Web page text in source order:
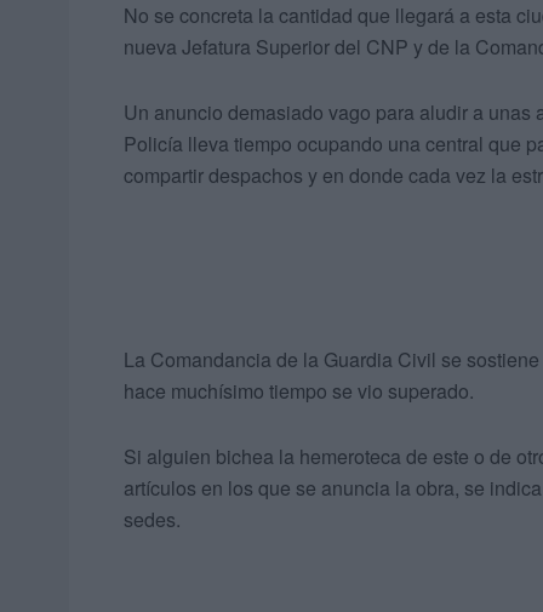
No se concreta la cantidad que llegará a esta
nueva Jefatura Superior del CNP y de la
Un anuncio demasiado vago para aludir a
Policía lleva tiempo ocupando una central que
compartir despachos y en donde cada vez la
La Comandancia de la Guardia Civil se
hace muchísimo tiempo se vio superado.
Si alguien bichea la hemeroteca de este o de
artículos en los que se anuncia la obra, se
sedes.